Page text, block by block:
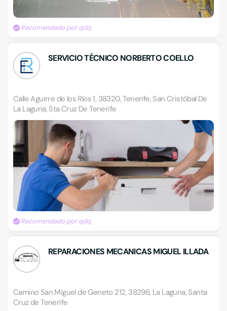
Recomendado por qdq
SERVICIO TÉCNICO NORBERTO COELLO
Calle Aguirre de los Ríos 1, 38320, Tenerife, San Cristóbal De
La Laguna, Sta Cruz De Tenerife
Recomendado por qdq
REPARACIONES MECANICAS MIGUEL ILLADA
Camino San Miguel de Geneto 212, 38296, La Laguna, Santa
Cruz de Tenerife